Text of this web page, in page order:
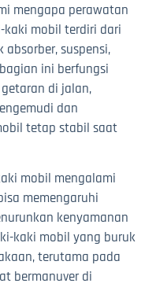
mengapa perawatan
kaki mobil terdiri dari
suspensi,
ini berfungsi
di jalan,
dan
tetap stabil saat
mobil mengalami
memengaruhi
kenyamanan
kaki mobil yang buruk
terutama pada
bermanuver di